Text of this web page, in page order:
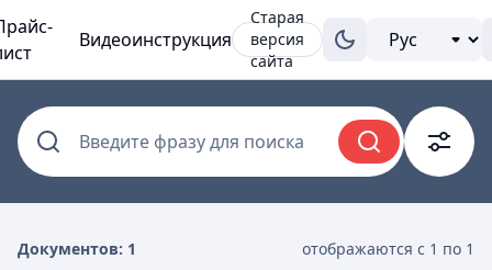
Видеоинструкция
Старая
версия
сайта
Введите фразу для поиска
Документов: 1 отображаются с 1 по 1